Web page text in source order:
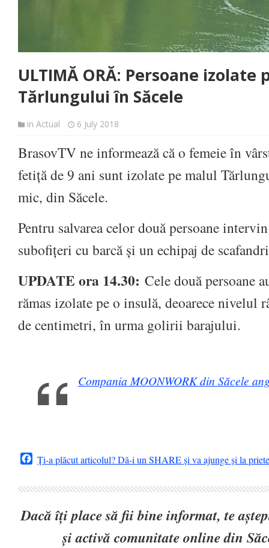
ULTIMĂ ORĂ: Persoane izolate
Tărlungului în Săcele
in Actual 6 July 2018
BrasovTV ne informează că o femeie în
fetiță de 9 ani sunt izolate pe malul
mic, din Săcele.
Pentru salvarea celor două persoane
subofițeri cu barcă și un echipaj de
UPDATE ora 14.30: Cele două persoane
rămas izolate pe o insulă, deoarece nivelul
de centimetri, în urma golirii barajului.
Compania MOONWORK din Săcele
Facebook
Ți-a plăcut articolul? Dă-i un SHARE și va ajunge și la
Dacă îți place să fii bine informat, te
și activă comunitate online din